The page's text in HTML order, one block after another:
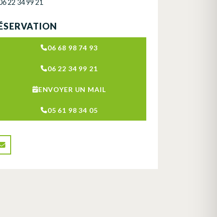
22 34 99 21
06 68 98 74 93
06 22 34 99 21
ENVOYER UN MAIL
05 61 98 34 05